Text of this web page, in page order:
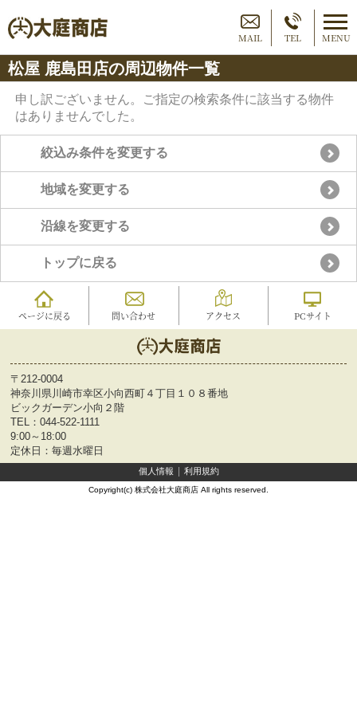
MAIL TEL MENU
松屋 鹿島田店の周辺物件一覧
申し訳ございません。ご指定の検索条件に該当する物件
はありませんでした。
絞込み条件を変更する
地域を変更する
沿線を変更する
トップに戻る
ページに戻る 問い合わせ アクセス PCサイト
〒212-0004
神奈川県川崎市幸区小向西町４丁目１０８番地
ビックガーデン小向２階
TEL： 044-522-1111
9:00～18:00
定休日：毎週水曜日
個人情報 利用規約
Copyright(c) 株式会社大庭商店 All rights reserved.